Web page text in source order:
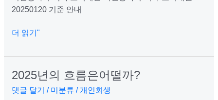
방
20250120 기준 안내
무
자
액
대
20250120
더 읽기"
2025년의 흐름은어떨까?
댓글 달기 / 미분류 / 개인회생
2025
년